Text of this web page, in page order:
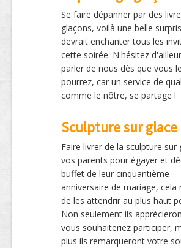
Se faire dépanner par des
glaçons, voilà une belle
devrait enchanter tous les
cette soirée. N'hésitez
parler de nous dès que vous le
pourrez, car un service de
comme le nôtre, se partage !
Sculpture sur glace
Faire livrer de la sculpture sur
vos parents pour égayer et
buffet de leur cinquantième
anniversaire de mariage, cela
de les attendrir au plus haut
Non seulement ils
vous souhaiteriez participer,
plus ils remarqueront votre